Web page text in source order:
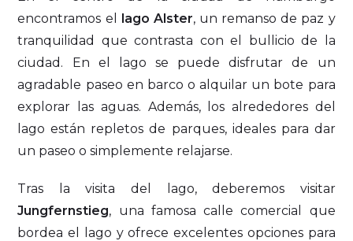
encontramos el lago Alster, un remanso de paz y
tranquilidad que contrasta con el bullicio de la
ciudad. En el lago se puede disfrutar de un
agradable paseo en barco o alquilar un bote para
explorar las aguas. Además, los alrededores del
lago están repletos de parques, ideales para dar
un paseo o simplemente relajarse.
Tras la visita del lago, deberemos visitar
Jungfernstieg, una famosa calle comercial que
bordea el lago y ofrece excelentes opciones para